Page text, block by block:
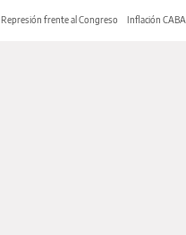
Represión frente al Congreso Inflación CABA